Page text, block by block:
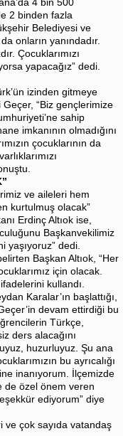
2 binden fazla
Belediyesi ve
onların yanındadır.
Çocuklarımızı
yapacağız” dedi.
izinden gitmeye
“Biz gençlerimize
sahip
imkanının olmadığını
çocuklarının da
ve aileleri hem
kurtulmuş olacak”
Erdinç Altıok ise,
Başkanvekilimiz
yaşıyoruz” dedi.
Başkan Altıok, “Her
için olacak.
kullandı.
Karalar’ın başlattığı,
devam ettirdiği bu
Türkçe,
ders alacağını
huzurluyuz. Şu ana
bu ayrıcalığı
inanıyorum. İlçemizde
de özel önem veren
ediyorum” diye
ve çok sayıda vatandaş